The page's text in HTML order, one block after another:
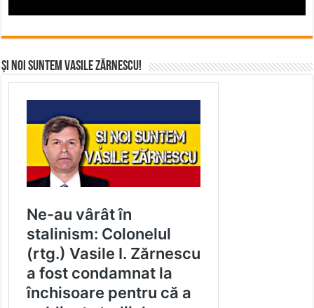
Și noi suntem Vasile Zărnescu!